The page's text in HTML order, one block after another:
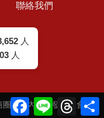
聯絡我們
人
人
暨城內社區發展協會
Facebook
Line